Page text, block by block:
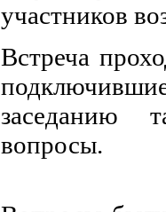
участников
Встреча
заседанию